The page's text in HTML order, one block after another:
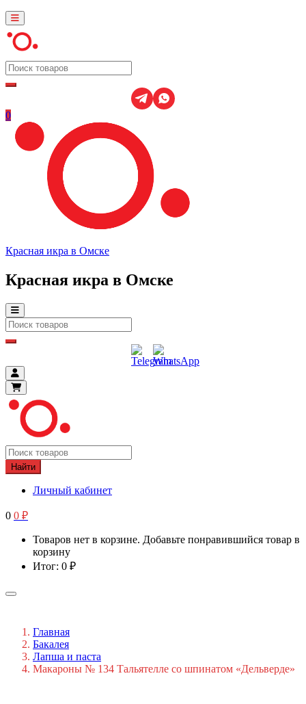
0
Красная икра в Омске
Красная икра в Омске
Найти
Личный кабинет
0 0 ₽
Товаров нет в корзине. Добавьте понравившийся товар в
корзину
Итог: 0 ₽
Главная
Бакалея
Лапша и паста
Макароны № 134 Тальятелле со шпинатом «Дельверде»